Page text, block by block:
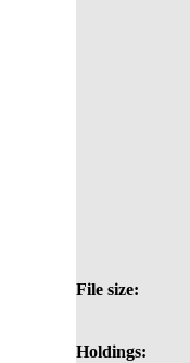
File size:
Holdings: